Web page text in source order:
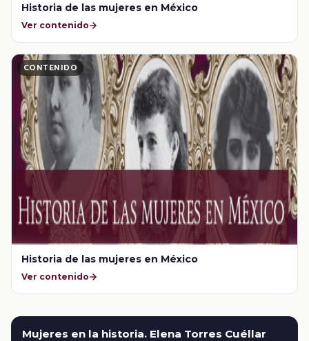
Historia de las mujeres en México
Ver contenido
CONTENIDO
Historia de las mujeres en México
Ver contenido
Mujeres en la historia. Elena Torres Cuéllar